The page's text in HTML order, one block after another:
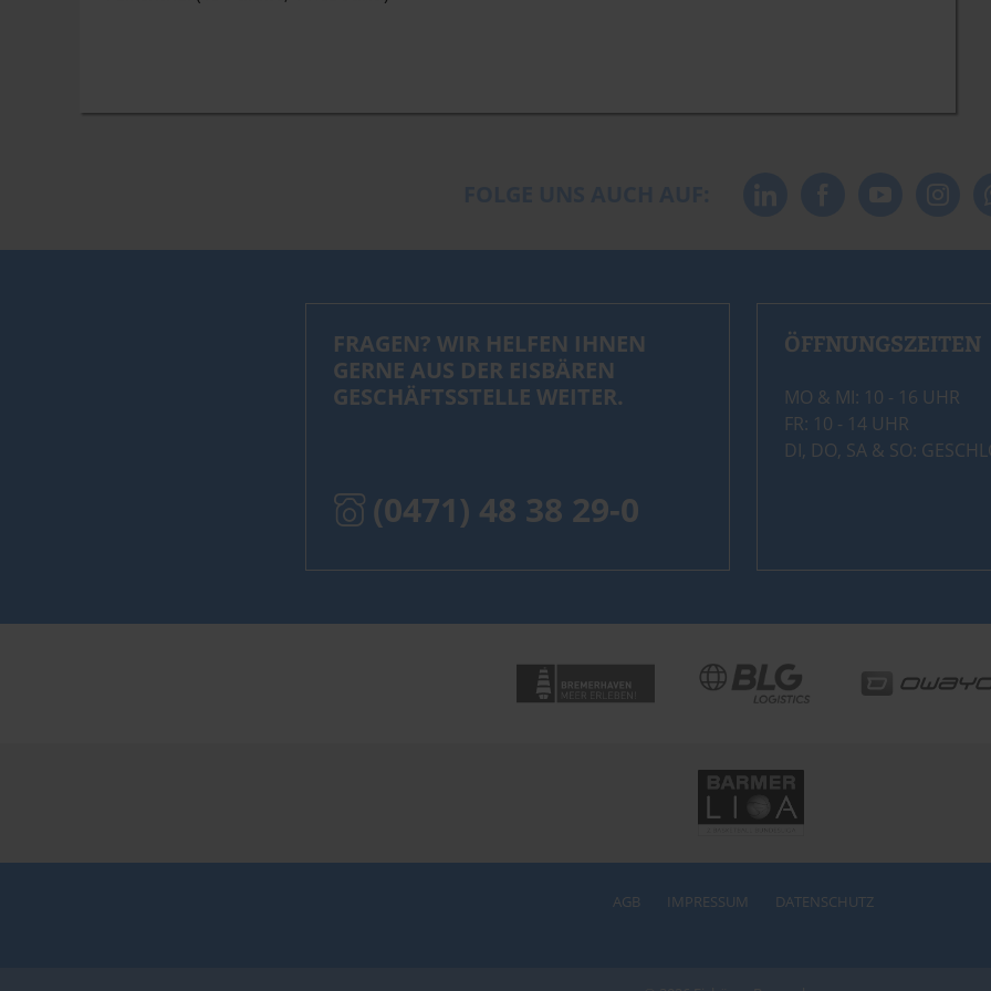
FRAGEN? WIR HELFEN IHNEN
GERNE AUS DER EISBÄREN
GESCHÄFTSSTELLE WEITER.
(0471) 48 38 29-0
ÖFFNUNGSZEITEN
MO & MI: 10 - 16 UHR
FR: 10 - 14 UHR
DI, DO, SA & SO:
AGB IMPRESSUM DATENSCHUTZ